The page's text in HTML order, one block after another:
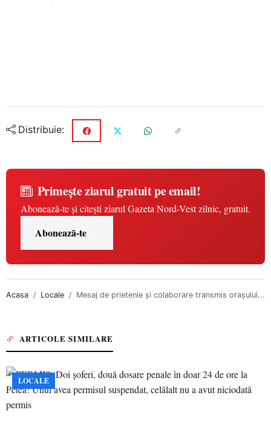
Distribuie:
Primește ziarul gratuit pe email!
Abonează-te și citești ziarul Gazeta Nord-Vest zilnic, gratuit.
Abonează-te
Acasa Locale Mesaj de prietenie și colaborare transmis orașului...
ARTICOLE SIMILARE
LOCALE